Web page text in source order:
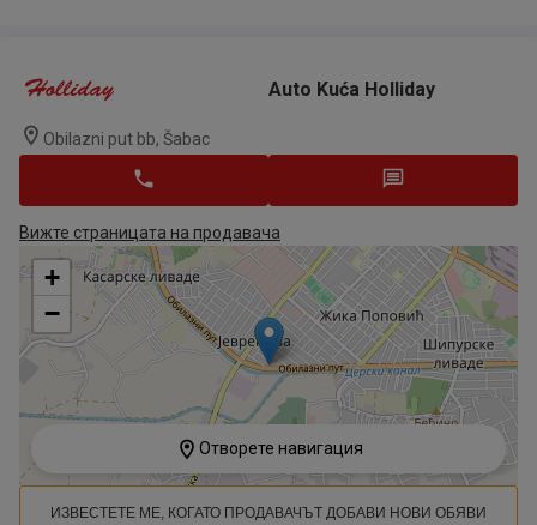
Auto Kuća Holliday
Obilazni put bb, Šabac
Вижте страницата на продавача
+
−
Отворете навигация
ИЗВЕСТЕТЕ МЕ, КОГАТО ПРОДАВАЧЪТ ДОБАВИ НОВИ ОБЯВИ